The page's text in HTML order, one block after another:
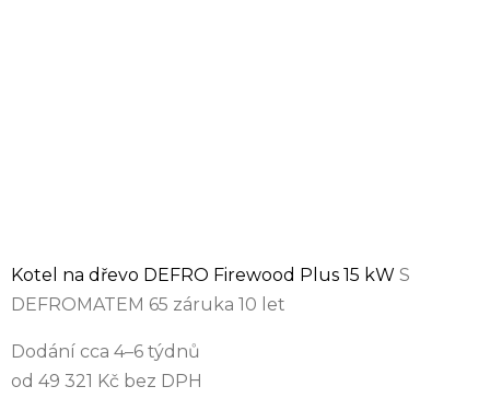
Kotel na dřevo DEFRO Firewood Plus 15 kW S
DEFROMATEM 65 záruka 10 let
Dodání cca 4–6 týdnů
od 49 321 Kč bez DPH